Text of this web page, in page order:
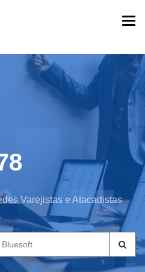
Varejistas e Atacadistas